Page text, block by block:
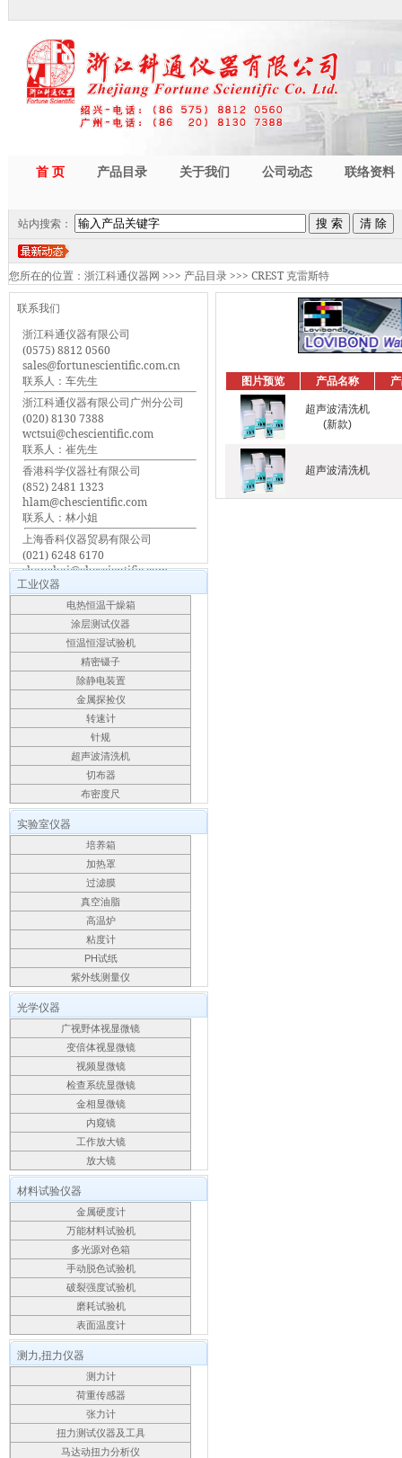
首 页 产品目录 关于我们 公司动态 联络资料
站内搜索：
您所在的位置： 浙江科通仪器网 >>> 产品目录 >>> CREST 克雷斯特
联系我们
浙江科通仪器有限公司
(0575) 8812 0560
sales@fortunescientific.com.cn
联系人：车先生
浙江科通仪器有限公司广州分公司
(020) 8130 7388
wctsui@chescientific.com
联系人：崔先生
香港科学仪器社有限公司
(852) 2481 1323
hlam@chescientific.com
联系人：林小姐
上海香科仪器贸易有限公司
(021) 6248 6170
shanghai@chescientific.com
联系人：车先生
工业仪器
电热恒温干燥箱
涂层测试仪器
恒温恒湿试验机
精密镊子
除静电装置
金属探捡仪
转速计
针规
超声波清洗机
切布器
布密度尺
实验室仪器
培养箱
加热罩
过滤膜
真空油脂
高温炉
粘度计
PH试纸
紫外线测量仪
光学仪器
广视野体视显微镜
变倍体视显微镜
视频显微镜
检查系统显微镜
金相显微镜
内窥镜
工作放大镜
放大镜
材料试验仪器
金属硬度计
万能材料试验机
多光源对色箱
手动脱色试验机
破裂强度试验机
磨耗试验机
表面温度计
测力,扭力仪器
测力计
荷重传感器
张力计
扭力测试仪器及工具
马达动扭力分析仪
图片预览 产品名称
超声波清洗机
(新款)
超声波清洗机